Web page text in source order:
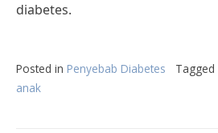
diabetes.
Posted in Penyebab Diabetes Tagged
anak